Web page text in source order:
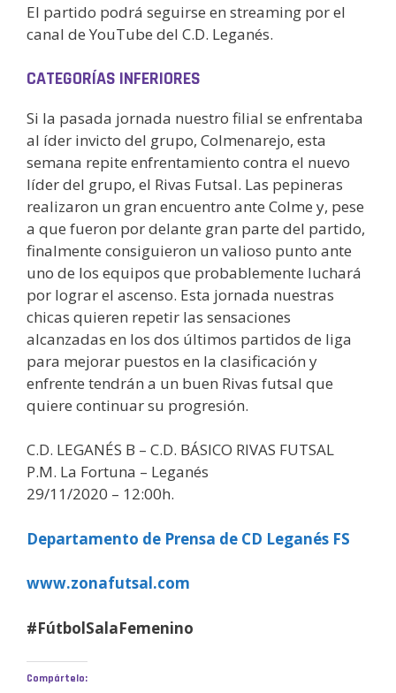
El partido podrá seguirse en streaming por el
canal de YouTube del C.D. Leganés.
CATEGORÍAS INFERIORES
Si la pasada jornada nuestro filial se enfrentaba
al íder invicto del grupo, Colmenarejo, esta
semana repite enfrentamiento contra el nuevo
líder del grupo, el Rivas Futsal. Las pepineras
realizaron un gran encuentro ante Colme y, pese
a que fueron por delante gran parte del partido,
finalmente consiguieron un valioso punto ante
uno de los equipos que probablemente luchará
por lograr el ascenso. Esta jornada nuestras
chicas quieren repetir las sensaciones
alcanzadas en los dos últimos partidos de liga
para mejorar puestos en la clasificación y
enfrente tendrán a un buen Rivas futsal que
quiere continuar su progresión.
C.D. LEGANÉS B – C.D. BÁSICO RIVAS FUTSAL
P.M. La Fortuna – Leganés
29/11/2020 – 12:00h.
Departamento de Prensa de CD Leganés FS
www.zonafutsal.com
#FútbolSalaFemenino
Compártelo: